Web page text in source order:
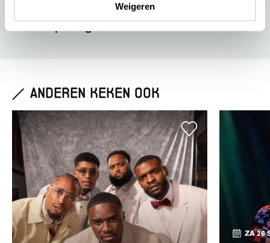
Weigeren
anderen keken ook
ZA 26